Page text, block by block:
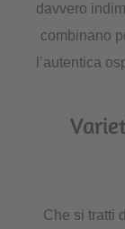
davvero
combinano
l’autentica
Che si tratti